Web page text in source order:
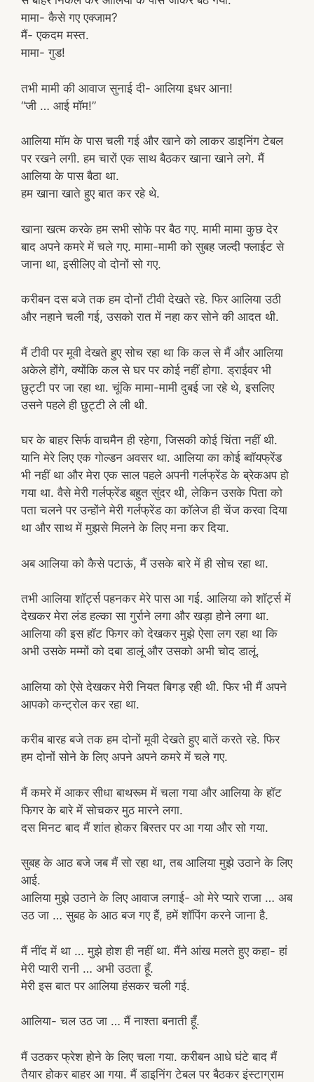
मामा- कैसे गए एक्जाम?
मैं- एकदम मस्त.
मामा- गुड!
तभी मामी की आवाज सुनाई दी- आलिया इधर आना!
“जी … आई मॉम!”
आलिया मॉम के पास चली गई और खाने को लाकर डाइनिंग टेबल
पर रखने लगी. हम चारों एक साथ बैठकर खाना खाने लगे. मैं
आलिया के पास बैठा था.
हम खाना खाते हुए बात कर रहे थे.
खाना खत्म करके हम सभी सोफे पर बैठ गए. मामी मामा कुछ देर
बाद अपने कमरे में चले गए. मामा-मामी को सुबह जल्दी फ्लाईट से
जाना था, इसीलिए वो दोनों सो गए.
करीबन दस बजे तक हम दोनों टीवी देखते रहे. फिर आलिया उठी
और नहाने चली गई, उसको रात में नहा कर सोने की आदत थी.
मैं टीवी पर मूवी देखते हुए सोच रहा था कि कल से मैं और आलिया
अकेले होंगे, क्योंकि कल से घर पर कोई नहीं होगा. ड्राईवर भी
छुट्टी पर जा रहा था. चूंकि मामा-मामी दुबई जा रहे थे, इसलिए
उसने पहले ही छुट्टी ले ली थी.
घर के बाहर सिर्फ वाचमैन ही रहेगा, जिसकी कोई चिंता नहीं थी.
यानि मेरे लिए एक गोल्डन अवसर था. आलिया का कोई ब्वॉयफ्रेंड
भी नहीं था और मेरा एक साल पहले अपनी गर्लफ्रेंड के ब्रेकअप हो
गया था. वैसे मेरी गर्लफ्रेंड बहुत सुंदर थी, लेकिन उसके पिता को
पता चलने पर उन्होंने मेरी गर्लफ्रेंड का कॉलेज ही चेंज करवा दिया
था और साथ में मुझसे मिलने के लिए मना कर दिया.
अब आलिया को कैसे पटाऊं, मैं उसके बारे में ही सोच रहा था.
तभी आलिया शॉर्ट्स पहनकर मेरे पास आ गई. आलिया को शॉर्ट्स में
देखकर मेरा लंड हल्का सा गुर्राने लगा और खड़ा होने लगा था.
आलिया की इस हॉट फिगर को देखकर मुझे ऐसा लग रहा था कि
अभी उसके मम्मों को दबा डालूं और उसको अभी चोद डालूं.
आलिया को ऐसे देखकर मेरी नियत बिगड़ रही थी. फिर भी मैं अपने
आपको कन्ट्रोल कर रहा था.
करीब बारह बजे तक हम दोनों मूवी देखते हुए बातें करते रहे. फिर
हम दोनों सोने के लिए अपने अपने कमरे में चले गए.
मैं कमरे में आकर सीधा बाथरूम में चला गया और आलिया के हॉट
फिगर के बारे में सोचकर मुठ मारने लगा.
दस मिनट बाद मैं शांत होकर बिस्तर पर आ गया और सो गया.
सुबह के आठ बजे जब मैं सो रहा था, तब आलिया मुझे उठाने के लिए
आई.
आलिया मुझे उठाने के लिए आवाज लगाई- ओ मेरे प्यारे राजा … अब
उठ जा … सुबह के आठ बज गए हैं, हमें शॉपिंग करने जाना है.
मैं नींद में था … मुझे होश ही नहीं था. मैंने आंख मलते हुए कहा- हां
मेरी प्यारी रानी … अभी उठता हूँ.
मेरी इस बात पर आलिया हंसकर चली गई.
आलिया- चल उठ जा … मैं नाश्ता बनाती हूँ.
मैं उठकर फ्रेश होने के लिए चला गया. करीबन आधे घंटे बाद मैं
तैयार होकर बाहर आ गया. मैं डाइनिंग टेबल पर बैठकर इंस्टाग्राम